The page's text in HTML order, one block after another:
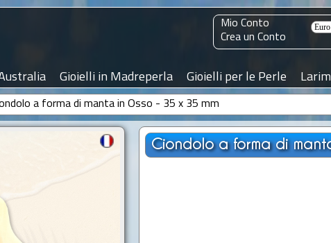
Mio Conto
Crea un Conto
Gioielli in Madreperla Gioielli per le Perle
a forma di manta in Osso - 35 x 35 mm
Ciondolo a forma di